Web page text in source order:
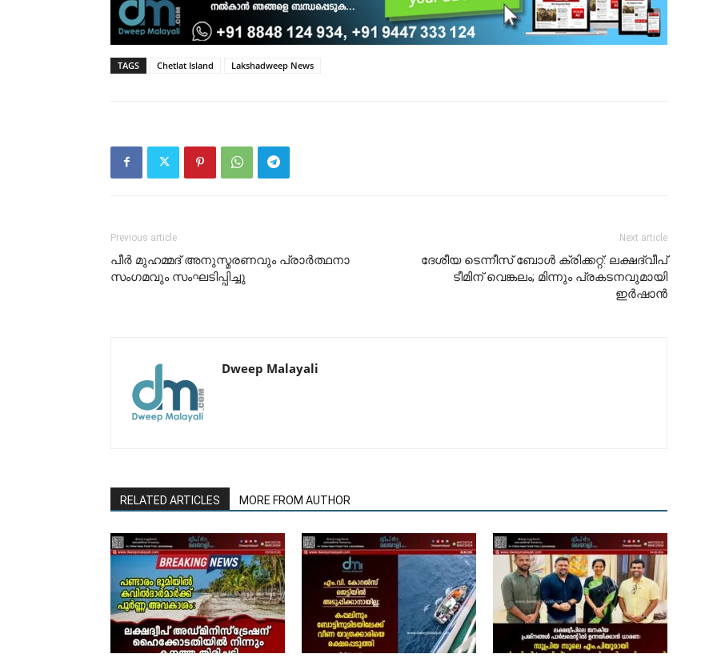
TAGS Chetlat Island Lakshadweep News
Previous article
പീർ മുഹമ്മദ് അനുസ്മരണവും പ്രാർത്ഥനാ
സംഗമവും സംഘടിപ്പിച്ചു
Next article
ദേശീയ ടെന്നീസ് ബോൾ ക്രിക്കറ്റ്: ലക്ഷദ്വീപ്
ടീമിന് വെങ്കലം; മിന്നും പ്രകടനവുമായി
ഇർഷാൻ
Dweep Malayali
RELATED ARTICLES MORE FROM AUTHOR